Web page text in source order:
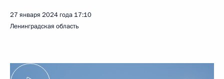
27 января 2024 года 17:10
Ленинградская область